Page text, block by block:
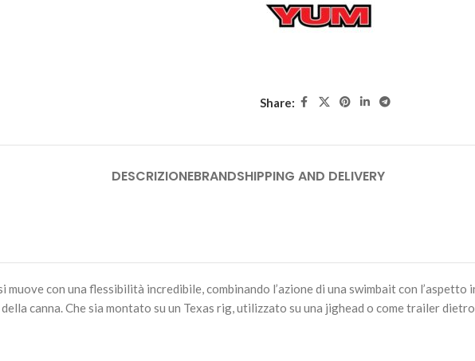
Share:
DESCRIZIONEBRANDSHIPPING AND DELIVERY
con una flessibilità incredibile, combinando l’azione di una swimbait con l’aspetto
canna. Che sia montato su un Texas rig, utilizzato su una jighead o come trailer